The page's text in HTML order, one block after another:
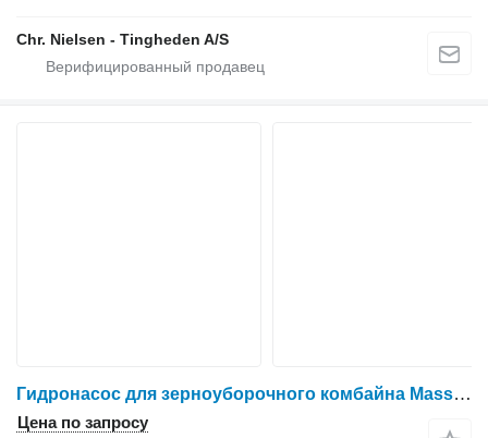
Chr. Nielsen - Tingheden A/S
Гидронасос для зерноуборочного комбайна Massey Ferguson 7278
Цена по запросу